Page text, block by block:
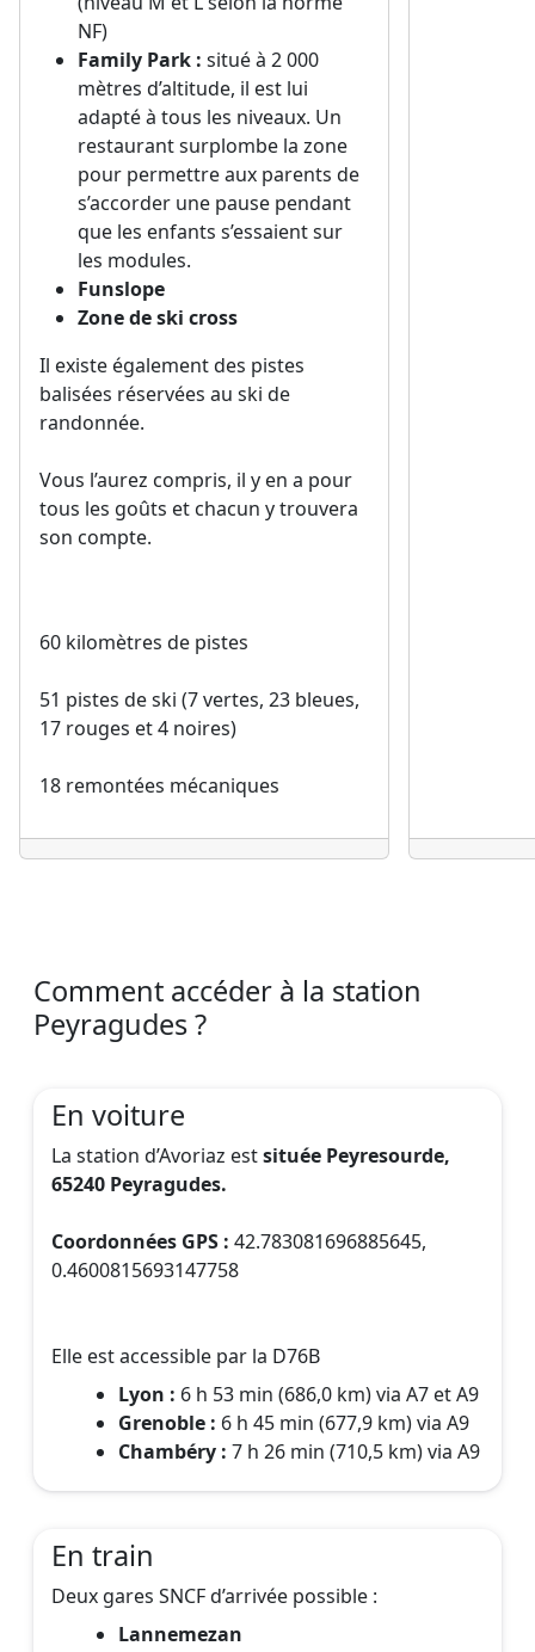
NF)
Family Park : situé à 2 000
mètres d’altitude, il est lui
adapté à tous les niveaux. Un
restaurant surplombe la zone
pour permettre aux parents de
s’accorder une pause pendant
que les enfants s’essaient sur
les modules.
Funslope
Zone de ski cross
Il existe également des pistes
balisées réservées au ski de
randonnée.
Vous l’aurez compris, il y en a pour
tous les goûts et chacun y trouvera
son compte.
60 kilomètres de pistes
51 pistes de ski (7 vertes, 23 bleues,
17 rouges et 4 noires)
18 remontées mécaniques
Comment accéder à la station
Peyragudes ?
En voiture
La station d’Avoriaz estsituée Peyresourde,
65240 Peyragudes.
Coordonnées GPS : 42.783081696885645,
0.4600815693147758
Elle est accessible par la D76B
Lyon : 6 h 53 min (686,0 km) via A7 et A9
Grenoble : 6 h 45 min (677,9 km) via A9
Chambéry : 7 h 26 min (710,5 km) via A9
En train
Deux gares SNCF d’arrivée possible :
Lannemezan